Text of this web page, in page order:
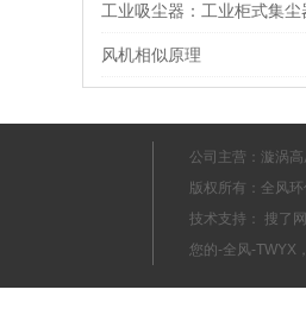
工业吸尘器：工业柜式集尘
风机相似原理
公司主营：漩涡
版权所有：全风
技术支持： 搜
您的-全风-TWYX